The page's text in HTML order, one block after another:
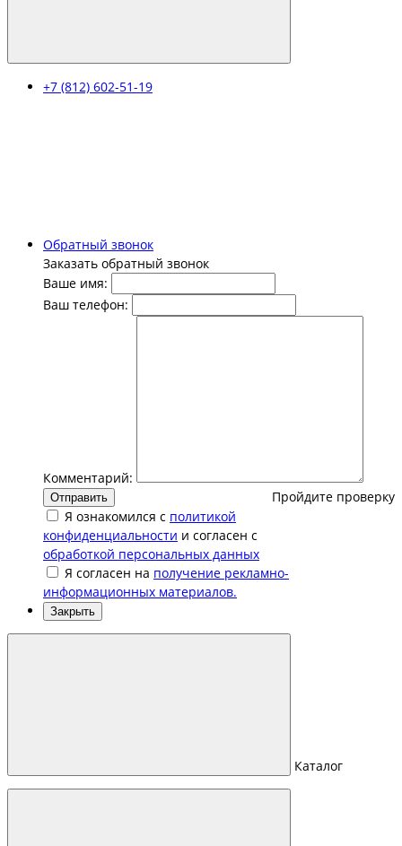
+7 (812) 602-51-19
Обратный звонок
Заказать обратный звонок
Ваше имя:
Ваш телефон:
Комментарий:
Пройдите проверку
Отправить
Я ознакомился с политикой
конфиденциальности и согласен с
обработкой персональных данных
Я согласен на получение рекламно-
информационных материалов.
Закрыть
Каталог